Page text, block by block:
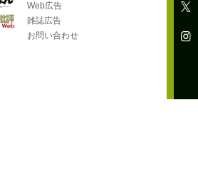
Web広告
雑誌広告
お問い合わせ